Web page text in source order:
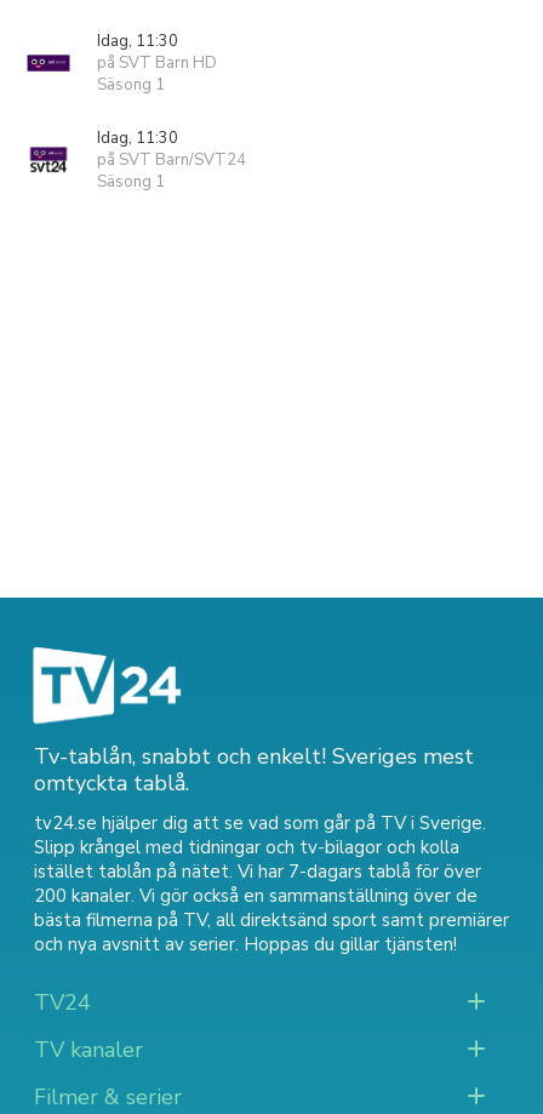
Idag, 11:30
på SVT Barn HD
Säsong 1
Idag, 11:30
på SVT Barn/SVT24
Säsong 1
Tv-tablån, snabbt och enkelt! Sveriges mest
omtyckta tablå.
tv24.se hjälper dig att se vad som går på TV i Sverige.
Slipp krångel med tidningar och tv-bilagor och kolla
istället tablån på nätet. Vi har 7-dagars tablå för över
200 kanaler. Vi gör också en sammanställning över de
bästa filmerna på TV, all direktsänd sport samt premiärer
och nya avsnitt av serier. Hoppas du gillar tjänsten!
TV24
TV kanaler
Filmer & serier